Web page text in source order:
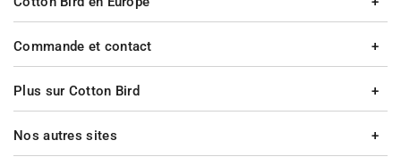
Commande et contact
Plus sur Cotton Bird
Nos autres sites